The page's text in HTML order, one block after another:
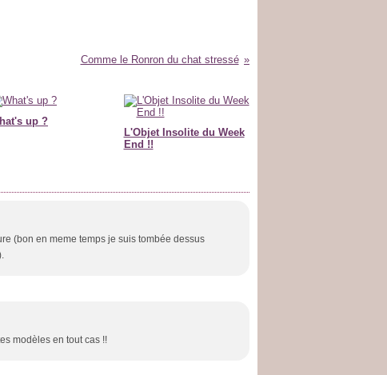
Comme le Ronron du chat stressé
up ?
L'Objet Insolite du Week
End !!
(bon en meme temps je suis tombée dessus
modèles en tout cas !!